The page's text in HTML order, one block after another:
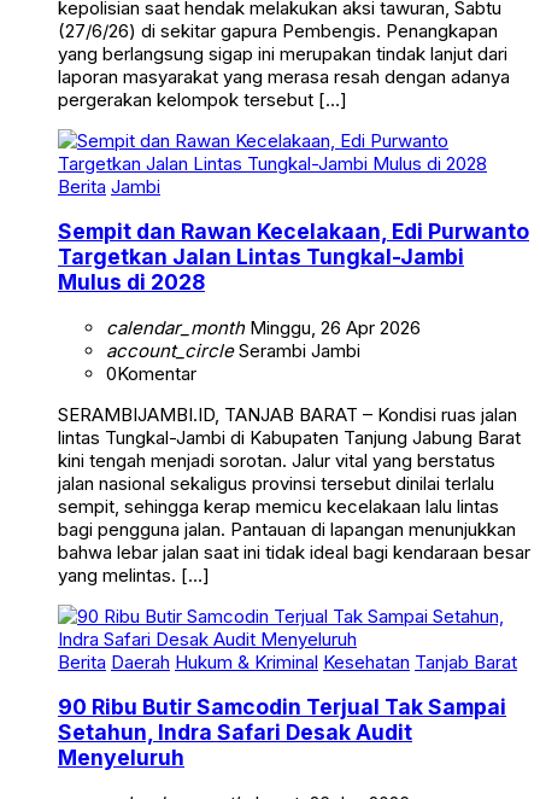
kepolisian saat hendak melakukan aksi tawuran, Sabtu
(27/6/26) di sekitar gapura Pembengis. Penangkapan
yang berlangsung sigap ini merupakan tindak lanjut dari
laporan masyarakat yang merasa resah dengan adanya
pergerakan kelompok tersebut […]
Berita Jambi
Sempit dan Rawan Kecelakaan, Edi Purwanto
Targetkan Jalan Lintas Tungkal-Jambi
Mulus di 2028
calendar_monthMinggu, 26 Apr 2026
account_circleSerambi Jambi
0Komentar
SERAMBIJAMBI.ID, TANJAB BARAT – Kondisi ruas jalan
lintas Tungkal-Jambi di Kabupaten Tanjung Jabung Barat
kini tengah menjadi sorotan. Jalur vital yang berstatus
jalan nasional sekaligus provinsi tersebut dinilai terlalu
sempit, sehingga kerap memicu kecelakaan lalu lintas
bagi pengguna jalan. Pantauan di lapangan menunjukkan
bahwa lebar jalan saat ini tidak ideal bagi kendaraan besar
yang melintas. […]
Berita Daerah Hukum & Kriminal Kesehatan Tanjab Barat
90 Ribu Butir Samcodin Terjual Tak Sampai
Setahun, Indra Safari Desak Audit
Menyeluruh